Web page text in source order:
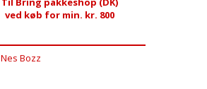
ved køb for min. kr. 800
Bozz